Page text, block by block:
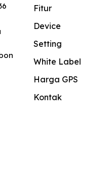
Fitur
Device
Setting
White Label
Harga GPS
Kontak